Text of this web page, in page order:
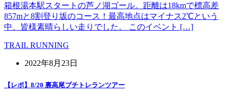
箱根湯本駅スタートの芦ノ湖ゴール。距離は18kmで標高差
857mと8割登り坂のコース！最高地点はマイナス2℃という
中、皆様素晴らしい走りでした。 このイベント […]
TRAIL RUNNING
2022年8月23日
【レポ】8/20 裏高尾プチトレランツアー